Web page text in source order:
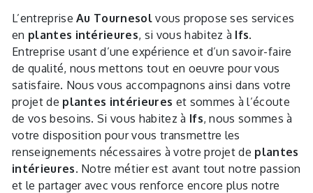
L’entrepriseAu Tournesol vous propose ses services
en plantes intérieures, si vous habitez à Ifs.
Entreprise usant d’une expérience et d’un savoir-faire
de qualité, nous mettons tout en oeuvre pour vous
satisfaire. Nous vous accompagnons ainsi dans votre
projet de plantes intérieures et sommes à l’écoute
de vos besoins. Si vous habitez à Ifs, nous sommes à
votre disposition pour vous transmettre les
renseignements nécessaires à votre projet de plantes
intérieures. Notre métier est avant tout notre passion
et le partager avec vous renforce encore plus notre